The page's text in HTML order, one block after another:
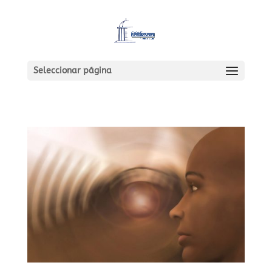
Seleccionar página